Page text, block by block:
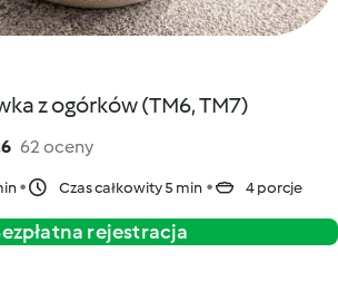
z ogórków (TM6, TM7)
62 oceny
Czas całkowity 5 min 4 porcje
rejestracja